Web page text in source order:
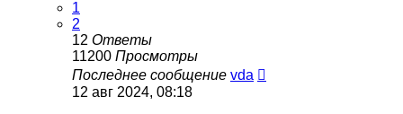
1
2
12 Ответы
11200 Просмотры
Последнее сообщение vda
12 авг 2024, 08:18